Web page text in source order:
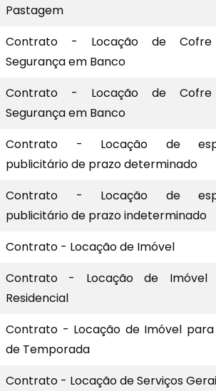
Pastagem
Contrato - Locação de
Segurança em Banco
Contrato - Locação de
Segurança em Banco
Contrato - Locação de
publicitário de prazo determinado
Contrato - Locação de
publicitário de prazo indeterminado
Contrato - Locação de Imóvel
Contrato - Locação de Imóvel
Residencial
Contrato - Locação de Imóvel para
de Temporada
Contrato - Locação de Serviços